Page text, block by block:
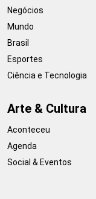
Negócios
Mundo
Brasil
Esportes
Ciência e Tecnologia
Arte & Cultura
Aconteceu
Agenda
Social & Eventos